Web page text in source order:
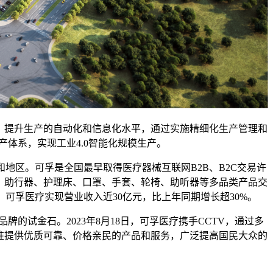
生产的自动化和信息化水平，通过实施精细化生产管理和
系，实现工业4.0智能化规模生产。
区。可孚是全国最早取得医疗器械互联网B2B、B2C交易许
行器、护理床、口罩、手套、轮椅、助听器等多品类产品交
孚医疗实现营业收入近30亿元，比上年同期增长超30%。
的试金石。2023年8月18日，可孚医疗携手CCTV，通过多
供优质可靠、价格亲民的产品和服务，广泛提高国民大众的